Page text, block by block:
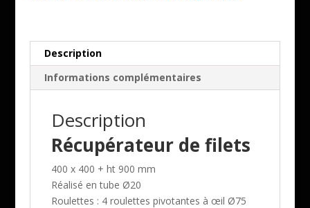
Description
Informations complémentaires
Description
Récupérateur de filets
400 x 400 + ht 900 mm
Réalisé en tube Ø20
Roulettes : 4 roulettes pivotantes à œil Ø75